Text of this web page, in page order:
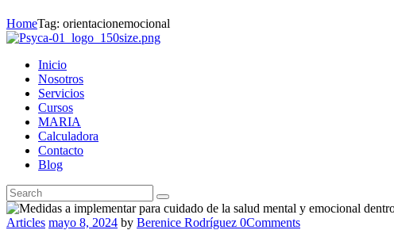
HomeTag: orientacionemocional
Inicio
Nosotros
Servicios
Cursos
MARIA
Calculadora
Contacto
Blog
Articles mayo 8, 2024 by Berenice Rodríguez 0Comments